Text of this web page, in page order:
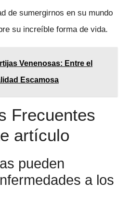
de sumergirnos en su mundo
su increíble forma de vida.
Venenosas: Entre el
Escamosa
Frecuentes
artículo
pueden
a los